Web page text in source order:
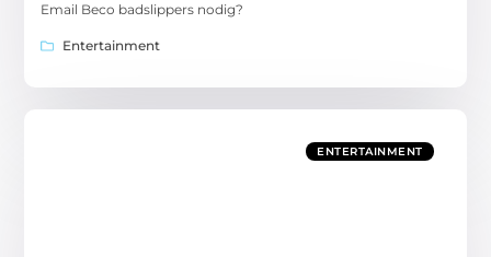
Email Beco badslippers nodig?
Entertainment
ENTERTAINMENT